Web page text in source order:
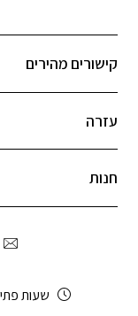
קישורים מהירים
עזרה
חנות
שעות פתיחה:א-ה 09:00-